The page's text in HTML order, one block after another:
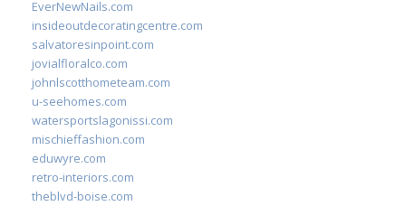
EverNewNails.com
insideoutdecoratingcentre.com
salvatoresinpoint.com
jovialfloralco.com
johnlscotthometeam.com
u-seehomes.com
watersportslagonissi.com
mischieffashion.com
eduwyre.com
retro-interiors.com
theblvd-boise.com